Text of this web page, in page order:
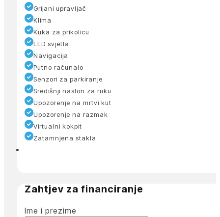
Grijani upravljač
Klima
Kuka za prikolicu
LED svjetla
Navigacija
Putno računalo
Senzori za parkiranje
Središnji naslon za ruku
Upozorenje na mrtvi kut
Upozorenje na razmak
Virtualni kokpit
Zatamnjena stakla
Zahtjev za financiranje
Ime i prezime